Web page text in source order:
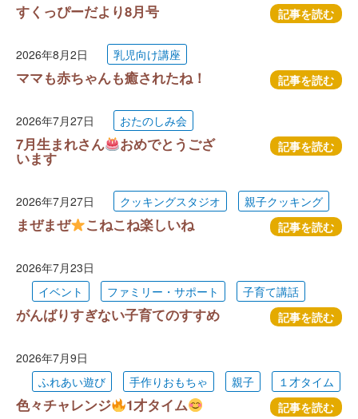
すくっぴーだより8月号 記事を読む
2026年8月2日 乳児向け講座
ママも赤ちゃんも癒されたね！ 記事を読む
2026年7月27日 おたのしみ会
7月生まれさん おめでとうござ
います
記事を読む
2026年7月27日 クッキングスタジオ 親子クッキング
まぜまぜ こねこね楽しいね 記事を読む
2026年7月23日
イベント
ファミリー・サポート 子育て講話
がんばりすぎない子育てのすすめ 記事を読む
2026年7月9日
ふれあい遊び
手作りおもちゃ 親子 １才タイム
色々チャレンジ 1才タイム 記事を読む